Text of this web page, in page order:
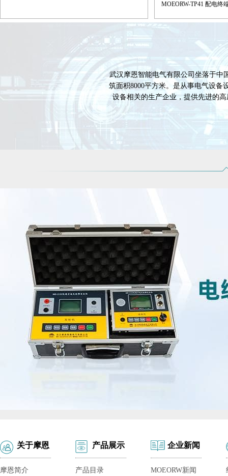
MOEORW-TP41 配电终
深圳供
武汉摩恩智能电气有限公司坐落于
筑面积8000平方米。是从事电气设备
设备相关的生产企业，提供先进的
关于摩恩
摩恩简介
产品展示
产品目录
企业新闻
MOEORW新闻